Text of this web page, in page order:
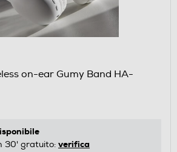
on-ear Gumy Band HA-
30' gratuito: verifica